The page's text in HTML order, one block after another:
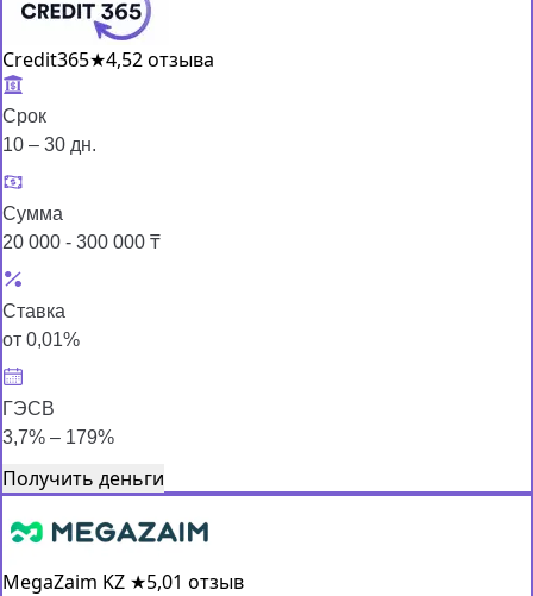
Credit365★4,52 отзыва
Срок
10 – 30 дн.
Сумма
20 000 - 300 000 ₸
Ставка
от 0,01%
ГЭСВ
3,7% – 179%
Получить деньги
MegaZaim KZ ★5,01 отзыв